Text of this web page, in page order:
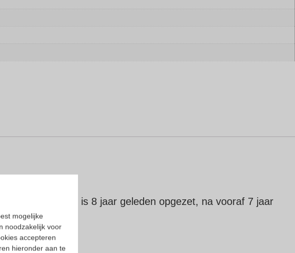
unbreakable is 8 jaar geleden opgezet, na vooraf 7 jaar
mogelijke
noodzakelijk voor
accepteren
hieronder aan te